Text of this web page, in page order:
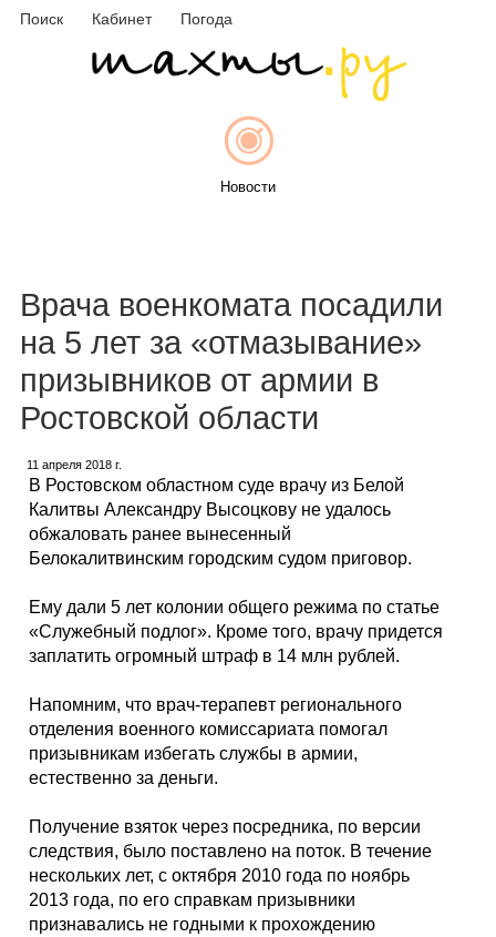
Поиск Кабинет Погода
Новости
Объявления
Каталог
Инфо
Гороскоп
Карты
Фотогалерея
Врача военкомата посадили
на 5 лет за «отмазывание»
призывников от армии в
Ростовской области
11 апреля 2018 г.
В Ростовском областном суде врачу из Белой
Калитвы Александру Высоцкову не удалось
обжаловать ранее вынесенный
Белокалитвинским городским судом приговор.
Ему дали 5 лет колонии общего режима по статье
«Служебный подлог». Кроме того, врачу придется
заплатить огромный штраф в 14 млн рублей.
Напомним, что врач-терапевт регионального
отделения военного комиссариата помогал
призывникам избегать службы в армии,
естественно за деньги.
Получение взяток через посредника, по версии
следствия, было поставлено на поток. В течение
нескольких лет, с октября 2010 года по ноябрь
2013 года, по его справкам призывники
признавались не годными к прохождению